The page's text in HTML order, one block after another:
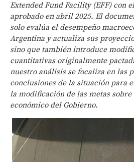
Extended Fund Facility (EFF) con
aprobado en abril 2025. El
solo evalúa el desempeño
Argentina y actualiza sus
sino que también introduce
cuantitativas originalmente
nuestro análisis se focaliza en las
conclusiones de la situación para
la modificación de las metas
económico del Gobierno.